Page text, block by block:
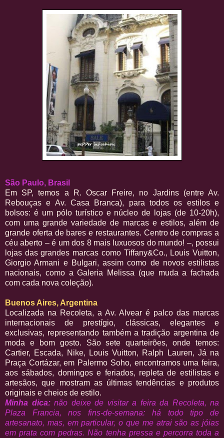
São Paulo, Brasil
Em SP, temos a R. Oscar Freire, no Jardins (entre Av.
Rebouças e Av. Casa Branca), para todos os estilos e
bolsos: é um pólo turístico e núcleo de lojas (de 10-20h),
com uma grande variedade de marcas e estilos, além de
grande oferta de bares e restaurantes. Centro de compras a
céu aberto – é um dos 8 mais luxuosos do mundo! –, possui
lojas das grandes marcas como Tiffany&Co., Louis Vuitton,
Giorgio Armani e Bulgari, assim como de novos estilistas
nacionais, como a Galeria Melissa (que muda a fachada
com cada nova coleção).
Buenos Aires, Argentina
Localizada na Recoleta, a Av. Alvear é palco das marcas
internacionais de prestígio, clássicas, elegantes e
exclusivas, representando também a tradição argentina de
moda e bom gosto. São sete quarteirões, onde temos:
Cartier, Escada, Nike, Louis Vuitton, Ralph Lauren, Já na
Praça Cortázar, em Palermo Soho, encontramos uma feira,
aos sábados, domingos e feriados, repleta de estilistas e
artesãos, que mostram as últimas tendências e produtos
originais e cheios de estilo.
Minha dica:não deixe de visitar a feira da Recoleta, na
Plaza Francia, nos fins-de-semana: há todo tipo de
artesanato, mas, em particular, o que me atrai são as jóias
em prata com pedras. Não tenha pressa e percorra toda a